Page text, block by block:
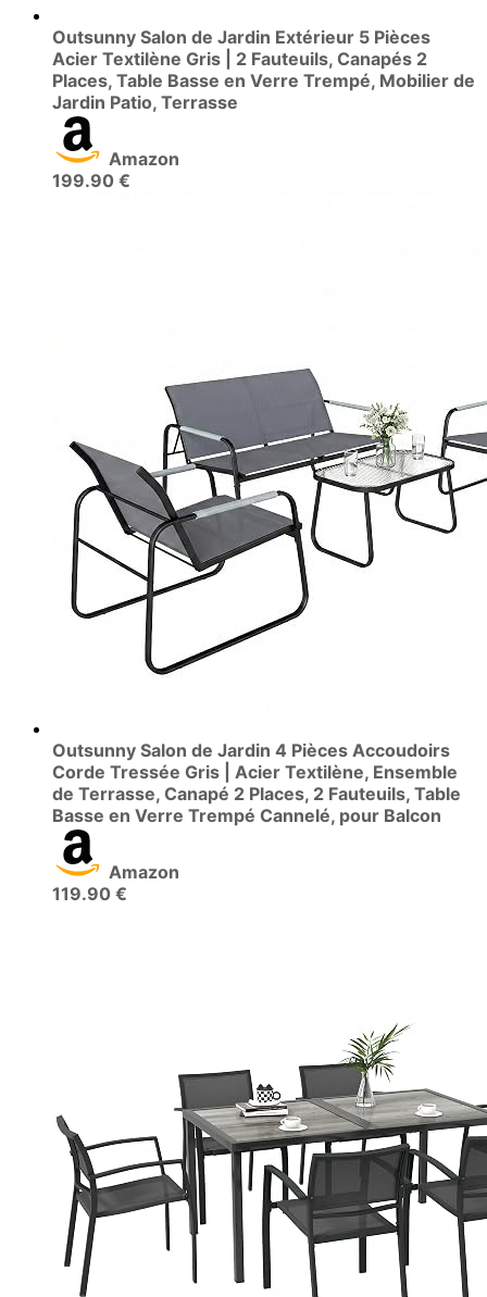
Outsunny Salon de Jardin Extérieur 5 Pièces
Acier Textilène Gris | 2 Fauteuils, Canapés 2
Places, Table Basse en Verre Trempé, Mobilier de
Jardin Patio, Terrasse
Amazon
199.90 €
Outsunny Salon de Jardin 4 Pièces Accoudoirs
Corde Tressée Gris | Acier Textilène, Ensemble
de Terrasse, Canapé 2 Places, 2 Fauteuils, Table
Basse en Verre Trempé Cannelé, pour Balcon
Amazon
119.90 €